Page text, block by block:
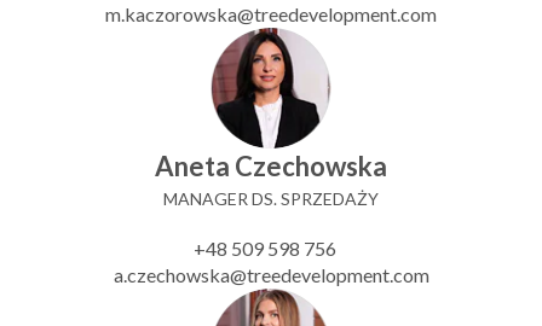
m.kaczorowska@treedevelopment.com
Aneta Czechowska
MANAGER DS. SPRZEDAŻY
+48 509 598 756
a.czechowska@treedevelopment.com